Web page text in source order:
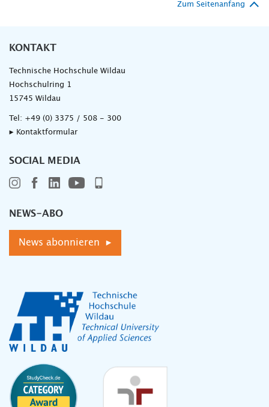
Zum Seitenanfang
KONTAKT
Technische Hochschule Wildau
Hochschulring 1
15745 Wildau
Tel: +49 (0) 3375 / 508 - 300
▸ Kontaktformular
SOCIAL MEDIA
NEWS-ABO
News abonnieren ▸